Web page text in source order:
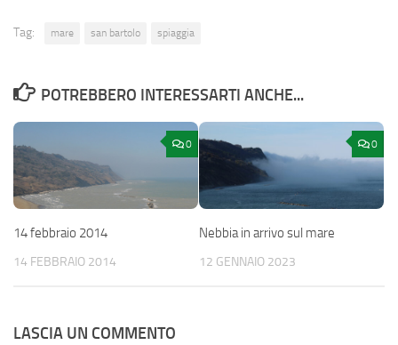
Tag: mare san bartolo spiaggia
POTREBBERO INTERESSARTI ANCHE...
0
14 febbraio 2014
14 FEBBRAIO 2014
0
Nebbia in arrivo sul mare
12 GENNAIO 2023
LASCIA UN COMMENTO